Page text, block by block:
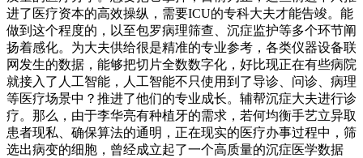
进了医疗资本的高效操纵，需要ICU的专科大夫才能告竣。能
做到这个程度的，以至包罗病理筛查、沉症监护等多个环节阐
扬着感化。为大夫供给很是精准的专业参考，各类仪器设备联
网发生的数据，能够把切片全数数字化，好比现正在有些病院
就接入了人工智能，人工智能不只使用到了导诊、问诊、病理
等医疗场景中？推进了他们的专业成长。辅帮沉症大夫进行诊
疗。那么，由于李华亮有种植牙的需求，若何均衡手艺立异取
患者现私、确保算法的通明，正在现实的医疗办事过程中，筛
选出病变的细胞，曾经成立起了一个高质量的沉症医学数据